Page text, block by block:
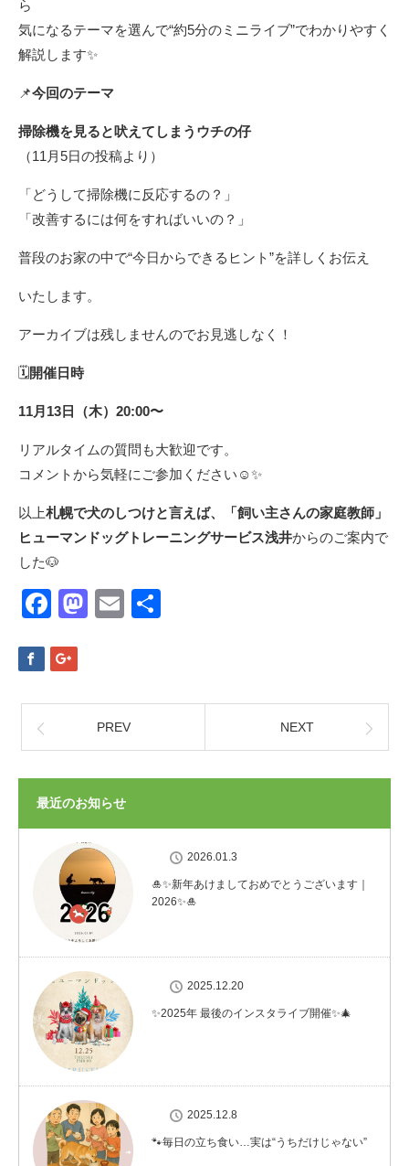
ら
気になるテーマを選んで“約5分のミニライブ”でわかりやすく
解説します✨
📌今回のテーマ
掃除機を見ると吠えてしまうウチの仔
（11月5日の投稿より）
「どうして掃除機に反応するの？」
「改善するには何をすればいいの？」
普段のお家の中で“今日からできるヒント”を詳しくお伝え
いたします。
アーカイブは残しませんのでお見逃しなく！
🗓開催日時
11月13日（木）20:00〜
リアルタイムの質問も大歓迎です。
コメントから気軽にご参加ください☺️✨
以上札幌で犬のしつけと言えば、「飼い主さんの家庭教師」
ヒューマンドッグトレーニングサービス浅井からのご案内で
した🐶
Facebook
Mastodon
Email
PREV NEXT
最近のお知らせ
2026.01.3
🎍✨新年あけましておめでとうございます｜
2026✨🎍
2025.12.20
✨2025年 最後のインスタライブ開催✨🎄
2025.12.8
🐾毎日の立ち食い…実は“うちだけじゃない”